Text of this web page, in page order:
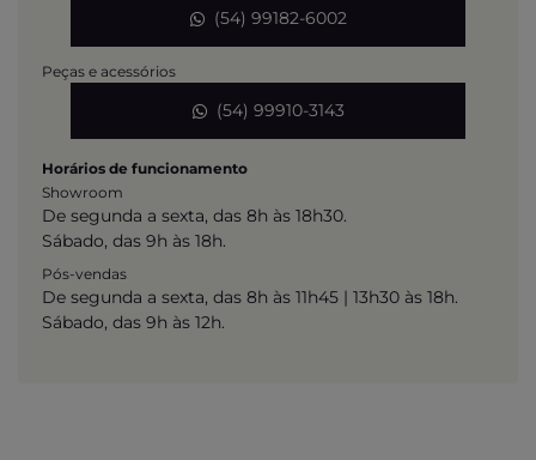
(54) 99182-6002
Peças e acessórios
(54) 99910-3143
Horários de funcionamento
Showroom
De segunda a sexta, das 8h às 18h30.
Sábado, das 9h às 18h.
Pós-vendas
De segunda a sexta, das 8h às 11h45 | 13h30 às 18h.
Sábado, das 9h às 12h.